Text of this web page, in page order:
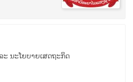
ະ ນະໂຍບາຍເສດຖະກິດ